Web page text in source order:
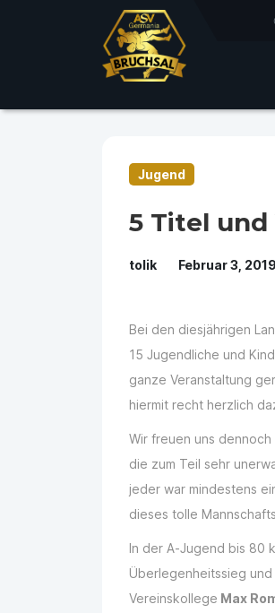
Jugend
​5 Titel
tolik Februar 3, 2019
Bei den diesjährigen
15 Jugendliche und
ganze Veranstaltung
hiermit recht herzlich
Wir freuen uns
die zum Teil sehr
jeder war mindestens
dieses tolle
In der A-Jugend bis 80
Überlegenheitssieg
Vereinskollege Max